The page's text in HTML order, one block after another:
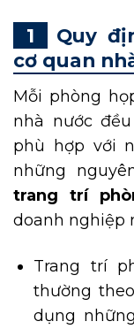
Quy
cơ quan
Mỗi phòng
nhà nước
phù hợp với
những
trang trí
doanh nghiệp
Trang trí
thường
dụng